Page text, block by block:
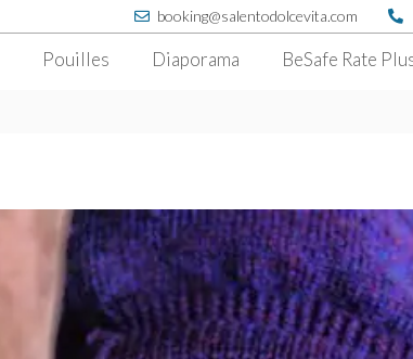
booking@salentodolcevita.com
Pouilles Diaporama BeSafe Rate